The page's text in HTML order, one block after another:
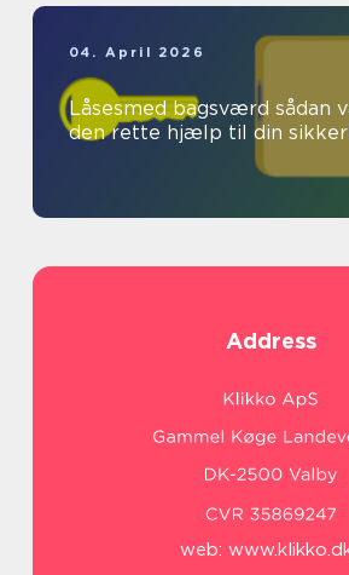
04. April 2026
Låsesmed bagsværd sådan vælger du
den rette hjælp til din
Address
web: